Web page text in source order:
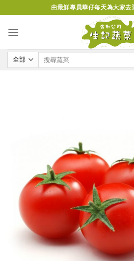
to
content
由最鮮專員華仔每天為大家去